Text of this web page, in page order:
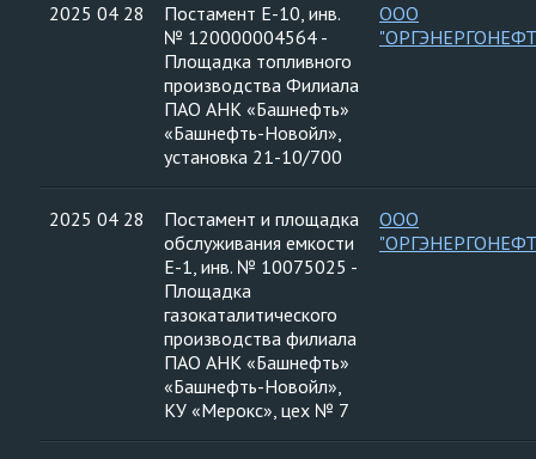
2025 04 28
Постамент Е-10, инв.
№ 120000004564 -
Площадка топливного
производства Филиала
ПАО АНК «Башнефть»
«Башнефть-Новойл»,
установка 21-10/700
ООО
2025 04 28
Постамент и площадка
обслуживания емкости
Е-1, инв. № 10075025 -
Площадка
газокаталитического
производства филиала
ПАО АНК «Башнефть»
«Башнефть-Новойл»,
КУ «Мерокс», цех № 7
ООО